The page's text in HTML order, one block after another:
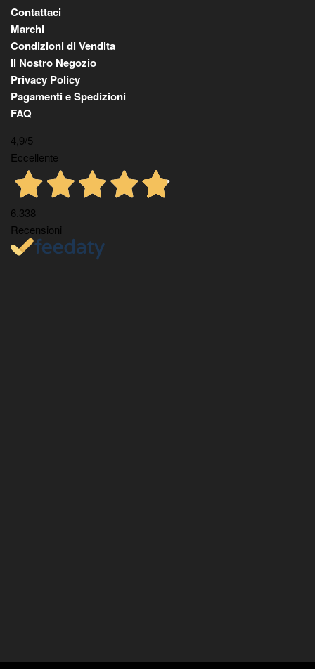
Contattaci
Marchi
Condizioni di Vendita
Il Nostro Negozio
Privacy Policy
Pagamenti e Spedizioni
FAQ
4,9/5
Eccellente
6.338
Recensioni